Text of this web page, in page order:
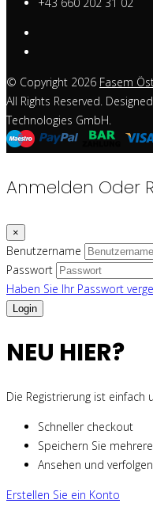
© Copyright 2026 Fasem
All Rights Reserved.
Technologies GmbH.
Anmelden Oder
×
Benutzername
Passwort
Haben Sie Ihr Passwort
NEU HIER?
Die Registrierung ist einfach
Schneller checkout
Speichern Sie
Ansehen und
Erstellen Sie ein Konto